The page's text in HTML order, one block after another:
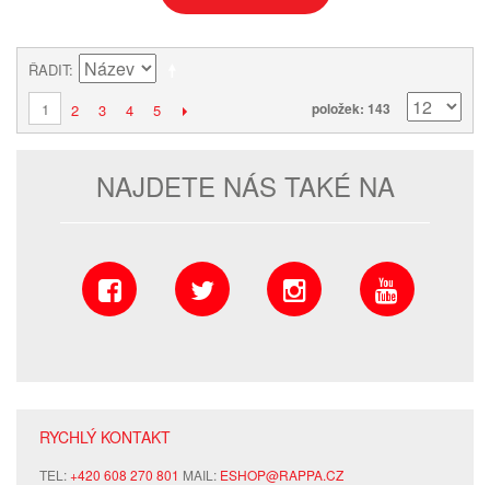
ŘADIT
položek: 143
1 2 3 4 5
NAJDETE NÁS TAKÉ NA
RYCHLÝ KONTAKT
TEL:+420 608 270 801 MAIL: ESHOP@RAPPA.CZ